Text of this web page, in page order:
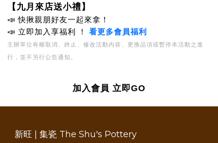
【九月 來店送小禮 】
📣快揪親朋好友一起來拿！
📣 立即加入享福利 ！ 看更多會員福利
主辦單位有權取消、終止、修改活動內容、更換品項或暫停本活動之進
行，並不另行公告通知。
加入會員 立即GO
新旺 | 集瓷 The Shu's Pottery